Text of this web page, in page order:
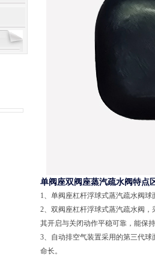
单阀座双阀座蒸汽疏水阀特点
1、单阀座杠杆浮球式蒸汽疏水阀
2、双阀座杠杆浮球式蒸汽疏水阀，
其开启与关闭动作平稳可靠，能保
3、自动排空气装置采用的第三代
命长。